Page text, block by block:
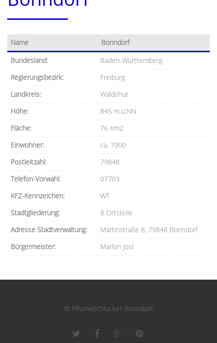
Name
Bonndorf
Bundesland:
Baden-Württemberg
Regierungsbezirk:
Freiburg
Landkreis:
Waldshut
Höhe:
845 m.ü.NN
Fläche:
76 Km2
Einwohner:
ca. 7000
Postleitzahl:
79848
Telefon-Vorwahl:
07703
KFZ-Kennzeichen:
WT
Stadtgliederung:
8 Ortsteile
Adresse Stadtverwaltung:
Martinstraße 8, 79848 Bonndorf
Bürgermeister:
Marlon Jost
© Pflumeschlucker-Bonndorf